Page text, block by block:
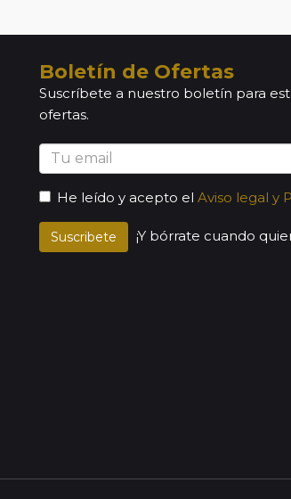
Boletín de Ofertas
Suscríbete a nuestro boletín para
ofertas.
He leído y acepto el Aviso legal y
Suscribete ¡Y bórrate cuando